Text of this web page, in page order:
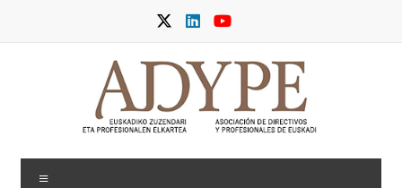
ADYPE